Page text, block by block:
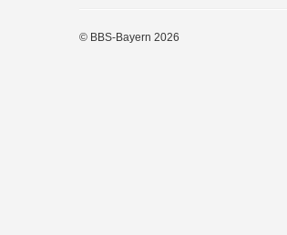
© BBS-Bayern 2026